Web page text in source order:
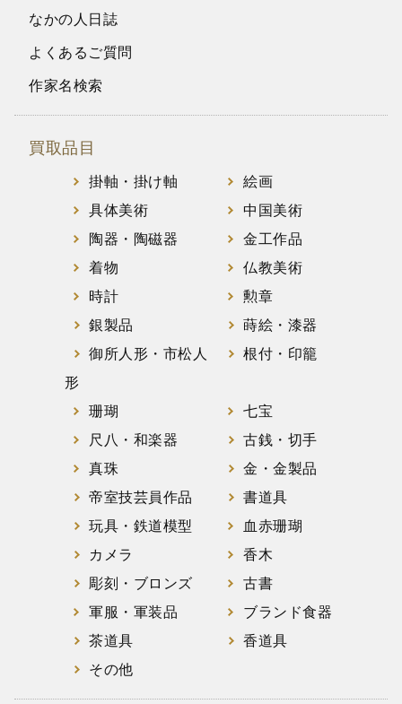
なかの人日誌
よくあるご質問
作家名検索
買取品目
掛軸・掛け軸
絵画
具体美術
中国美術
陶器・陶磁器
金工作品
着物
仏教美術
時計
勲章
銀製品
蒔絵・漆器
御所人形・市松人
形
根付・印籠
珊瑚
七宝
尺八・和楽器
古銭・切手
真珠
金・金製品
帝室技芸員作品
書道具
玩具・鉄道模型
血赤珊瑚
カメラ
香木
彫刻・ブロンズ
古書
軍服・軍装品
ブランド食器
茶道具
香道具
その他